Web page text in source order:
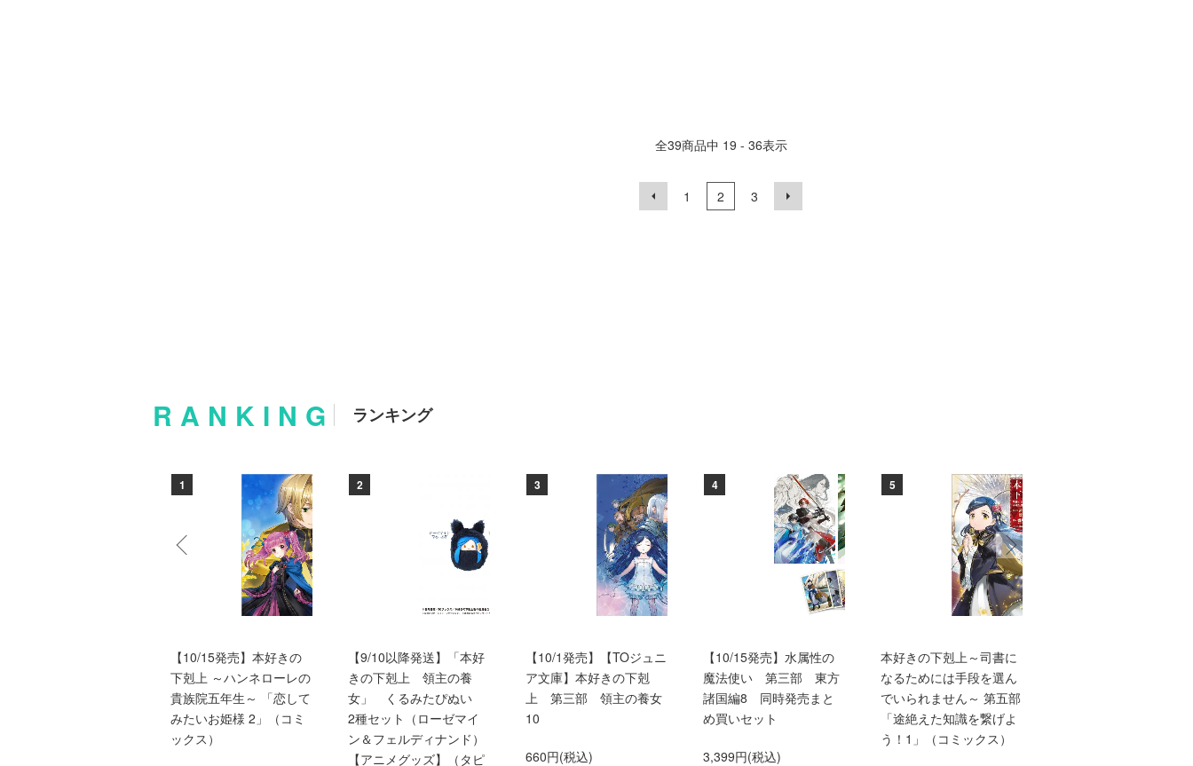
全39商品中 19 - 36表示
1 2 3
RANKING ランキング
1
【10/15発売】本好きの
下剋上 ～ハンネローレの
貴族院五年生～ 「恋して
みたいお姫様 2」（コミ
ックス）
2
【9/10以降発送】「本好
きの下剋上 領主の養
女」 くるみたぴぬい
2種セット（ローゼマイ
ン＆フェルディナンド）
【アニメグッズ】（タピ
3
【10/1発売】【TOジュニ
ア文庫】本好きの下剋
上 第三部 領主の養女
10
660円(税込)
4
【10/15発売】水属性の
魔法使い 第三部 東方
諸国編8 同時発売まと
め買いセット
3,399円(税込)
5
本好きの下剋上～司書に
なるためには手段を選ん
でいられません～ 第五部
「途絶えた知識を繋げよ
う！1」（コミックス）